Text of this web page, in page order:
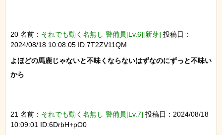
20 名前： それでも動く名無し 警備員[Lv.6][新芽] 投稿日：
2024/08/18 10:08:05 ID:7T2ZV11QM
よほどの馬鹿じゃないと不味くならないはずなのにずっと不味い
から
21 名前： それでも動く名無し 警備員[Lv.7] 投稿日：2024/08/18
10:09:01 ID:6DrbH+pO0